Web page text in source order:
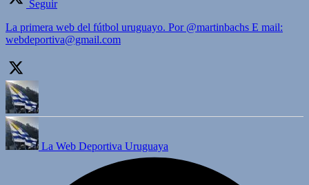
Seguir
La primera web del fútbol uruguayo. Por @martinbachs E mail:
webdeportiva@gmail.com
La Web Deportiva Uruguaya